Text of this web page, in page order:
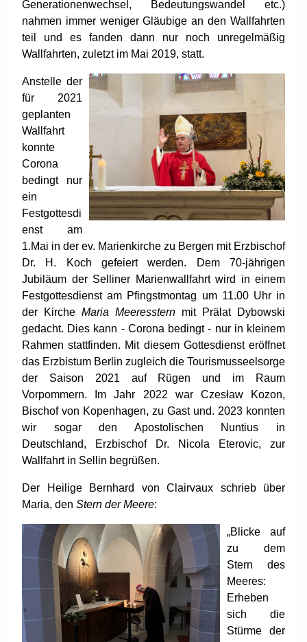
Generationenwechsel, Bedeutungswandel etc.)
nahmen immer weniger Gläubige an den Wallfahrten
teil und es fanden dann nur noch unregelmäßig
Wallfahrten, zuletzt im Mai 2019, statt.
Anstelle der
für 2021
geplanten
Wallfahrt
konnte
Corona
bedingt nur
ein
Festgottesdi
enst am
1.Mai in der ev. Marienkirche zu Bergen mit Erzbischof
Dr. H. Koch gefeiert werden. Dem 70-jährigen
Jubiläum der Selliner Marienwallfahrt wird in einem
Festgottesdienst am Pfingstmontag um 11.00 Uhr in
der Kirche Maria Meeresstern mit Prälat Dybowski
gedacht. Dies kann - Corona bedingt - nur in kleinem
Rahmen stattfinden. Mit diesem Gottesdienst eröffnet
das Erzbistum Berlin zugleich die Tourismusseelsorge
der Saison 2021 auf Rügen und im Raum
Vorpommern. Im Jahr 2022 war Czesław Kozon,
Bischof von Kopenhagen, zu Gast und. 2023 konnten
wir sogar den Apostolischen Nuntius in
Deutschland, Erzbischof Dr. Nicola Eterovic, zur
Wallfahrt in Sellin begrüßen.
Der Heilige Bernhard von Clairvaux schrieb über
Maria, den Stern der Meere:
„Blicke auf
zu dem
Stern des
Meeres:
Erheben
sich die
Stürme der